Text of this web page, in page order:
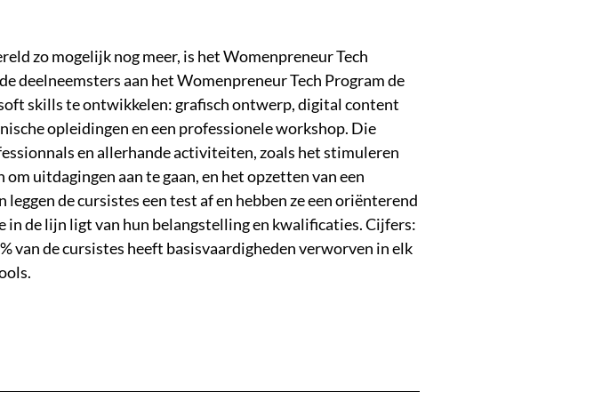
zo mogelijk nog meer, is het Womenpreneur Tech
deelneemsters aan het Womenpreneur Tech Program de
skills te ontwikkelen: grafisch ontwerp, digital content
opleidingen en een professionele workshop. Die
en allerhande activiteiten, zoals het stimuleren
uitdagingen aan te gaan, en het opzetten van een
de cursistes een test af en hebben ze een oriënterend
in de lijn ligt van hun belangstelling en kwalificaties. Cijfers:
van de cursistes heeft basisvaardigheden verworven in elk